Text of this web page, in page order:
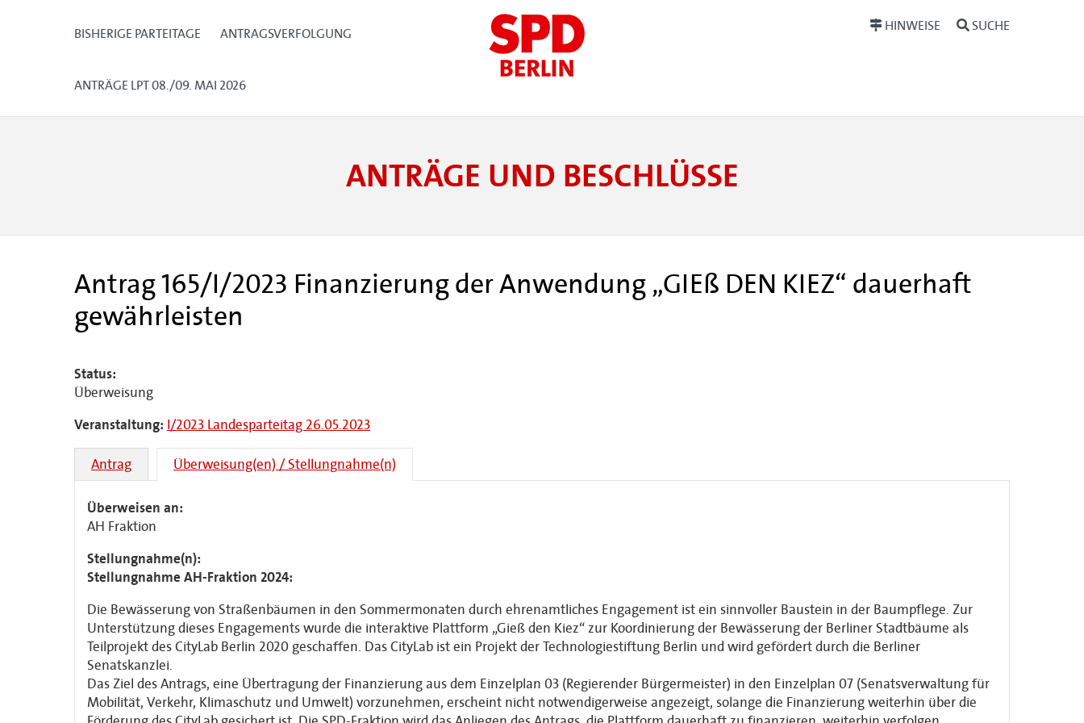
BISHERIGE PARTEITAGE ANTRAGSVERFOLGUNG
ANTRÄGE LPT 08./09. MAI 2026
HINWEISE SUCHE
ANTRÄGE UND BESCHLÜSSE
Antrag 165/I/2023 Finanzierung der Anwendung „GIEß DEN KIEZ“ dauerhaft
gewährleisten
Status:
Überweisung
Veranstaltung: I/2023 Landesparteitag 26.05.2023
Antrag Überweisung(en) / Stellungnahme(n)
Überweisen an:
AH Fraktion
Stellungnahme(n):
Stellungnahme AH-Fraktion 2024:
Die Bewässerung von Straßenbäumen in den Sommermonaten durch ehrenamtliches Engagement ist ein sinnvoller Baustein in der Baumpflege. Zur
Unterstützung dieses Engagements wurde die interaktive Plattform „Gieß den Kiez“ zur Koordinierung der Bewässerung der Berliner Stadtbäume als
Teilprojekt des CityLab Berlin 2020 geschaffen. Das CityLab ist ein Projekt der Technologiestiftung Berlin und wird gefördert durch die Berliner
Senatskanzlei.
Das Ziel des Antrags, eine Übertragung der Finanzierung aus dem Einzelplan 03 (Regierender Bürgermeister) in den Einzelplan 07 (Senatsverwaltung für
Mobilität, Verkehr, Klimaschutz und Umwelt) vorzunehmen, erscheint nicht notwendigerweise angezeigt, solange die Finanzierung weiterhin über die